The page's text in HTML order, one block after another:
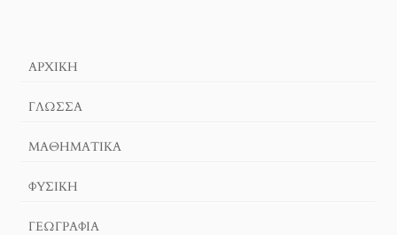
ΑΡΧΙΚΉ
ΓΛΏΣΣΑ
ΜΑΘΗΜΑΤΙΚΆ
ΦΥΣΙΚΗ
ΓΕΩΓΡΑΦΊΑ